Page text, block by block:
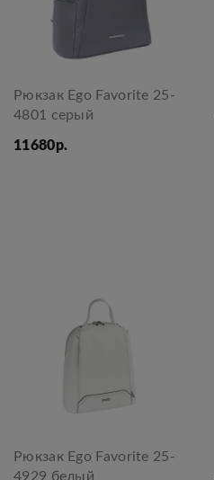
Рюкзак Ego Favorite 25-
4801 серый
11680р.
Рюкзак Ego Favorite 25-
4929 белый